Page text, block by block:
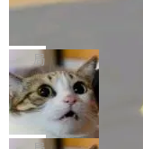
“智构可信·质创未来
式”为主题，直面AI从
的核心质量命题。会
工具选型手册》发布
nt智能测试系统入选AI
O而言，这提示了一个
工具升级为企业的质
让非法状态不可表示
有一种东西，一旦用
eev 管它叫"软件设计
鲜——代数数据类型（
（sum type）。但他
型系统的学术体操，
章从一个简单的例子
局
Cloudflare 开源内部
dflare OS
Cloudflare 发布了一
S。如果你只看官方